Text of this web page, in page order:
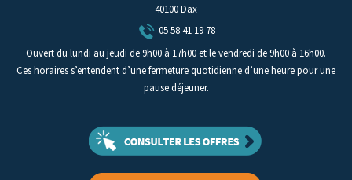
40100 Dax
05 58 41 19 78
Ouvert du lundi au jeudi de 9h00 à 17h00 et le vendredi de 9h00 à 16h00.
Ces horaires s’entendent d’une fermeture quotidienne d’une heure pour une
pause déjeuner.